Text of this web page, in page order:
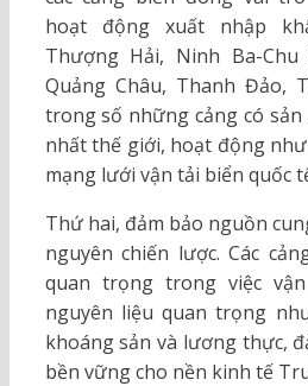
hoạt động xuất nhập
Thượng Hải, Ninh Ba-Chu
Quảng Châu, Thanh Đảo,
trong số những cảng có
nhất thế giới, hoạt động
mạng lưới vận tải biển quốc
Thứ hai, đảm bảo nguồn
nguyên chiến lược. Các
quan trọng trong việc
nguyên liệu quan trọng
khoáng sản và lương thực,
bền vững cho nền kinh tế